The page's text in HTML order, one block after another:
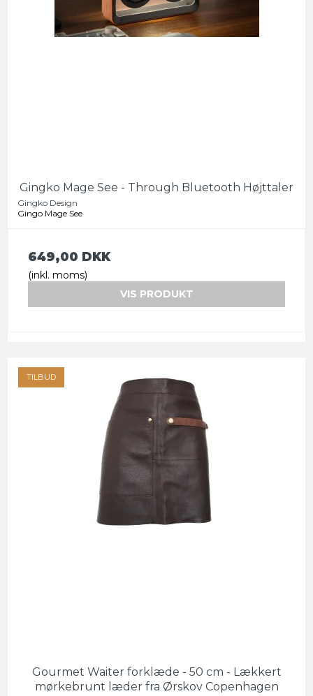
Gingko Mage See - Through Bluetooth Højttaler
Gingko Design
Gingo Mage See
649,00 DKK
(inkl. moms)
VIS PRODUKT
TILBUD
Gourmet Waiter forklæde - 50 cm - Lækkert
mørkebrunt læder fra Ørskov Copenhagen